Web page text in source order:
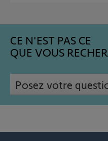
CE N'EST PAS CE
QUE VOUS
Posez votre